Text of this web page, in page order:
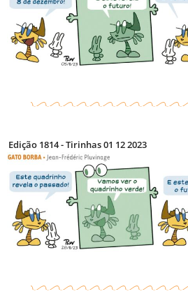
Edição 1814 - Tirinhas 01 12 2023